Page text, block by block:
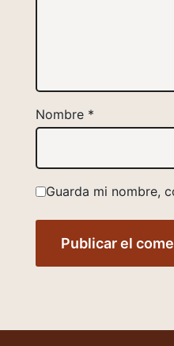
Nombre *
Guarda mi nombre,